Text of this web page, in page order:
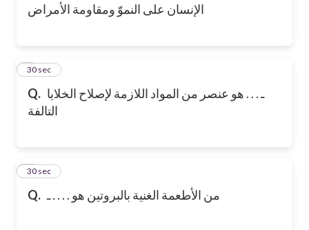
الإنسان على النموّ ومقاومة الأمراض
Q. ـ . . . هو عنصر من المواد اللازمة لإصلاح الخلايا
التالفة
3
30 sec
Q. من الأطعمة الغنية بالبروتين هو . . . . ـ
4
30 sec